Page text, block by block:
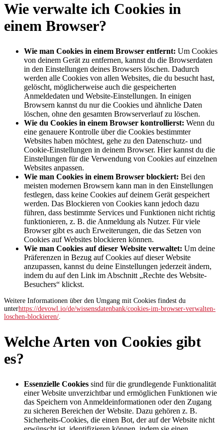
Wie verwalte ich Cookies in
einem Browser?
Wie man Cookies in einem Browser entfernt: Um Cookies
von deinem Gerät zu entfernen, kannst du die Browserdaten
in den Einstellungen deines Browsers löschen. Dadurch
werden alle Cookies von allen Websites, die du besucht hast,
gelöscht, möglicherweise auch die gespeicherten
Anmeldedaten und Website-Einstellungen. In einigen
Browsern kannst du nur die Cookies und ähnliche Daten
löschen, ohne den gesamten Browserverlauf zu löschen.
Wie du Cookies in einem Browser kontrollierst: Wenn du
eine genauere Kontrolle über die Cookies bestimmter
Websites haben möchtest, gehe zu den Datenschutz- und
Cookie-Einstellungen in deinem Browser. Hier kannst du die
Einstellungen für die Verwendung von Cookies auf einzelnen
Websites anpassen.
Wie man Cookies in einem Browser blockiert: Bei den
meisten modernen Browsern kann man in den Einstellungen
festlegen, dass keine Cookies auf deinem Gerät gespeichert
werden. Das Blockieren von Cookies kann jedoch dazu
führen, dass bestimmte Services und Funktionen nicht richtig
funktionieren, z. B. die Anmeldung als Nutzer. Für viele
Browser gibt es auch Erweiterungen, die das Setzen von
Cookies auf Websites blockieren können.
Wie man Cookies auf dieser Website verwaltet: Um deine
Präferenzen in Bezug auf Cookies auf dieser Website
anzupassen, kannst du deine Einstellungen jederzeit ändern,
indem du auf den Link im Abschnitt „Rechte des Website-
Besuchers“ klickst.
Weitere Informationen über den Umgang mit Cookies findest du
unterhttps://devowl.io/de/wissensdatenbank/cookies-im-browser-verwalten-
loschen-blockieren/.
Welche Arten von Cookies gibt
es?
Essenzielle Cookies sind für die grundlegende Funktionalität
einer Website unverzichtbar und ermöglichen Funktionen wie
das Speichern von Anmeldeinformationen oder den Zugang
zu sicheren Bereichen der Website. Dazu gehören z. B.
Sicherheits-Cookies, die einen Bot, der auf der Website nicht